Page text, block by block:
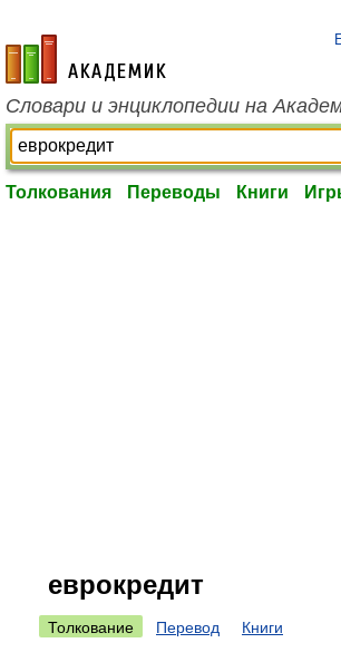
academic.ru
Словари и энциклопедии на
Толкования Переводы Книги
еврокредит
Толкование Перевод Книги